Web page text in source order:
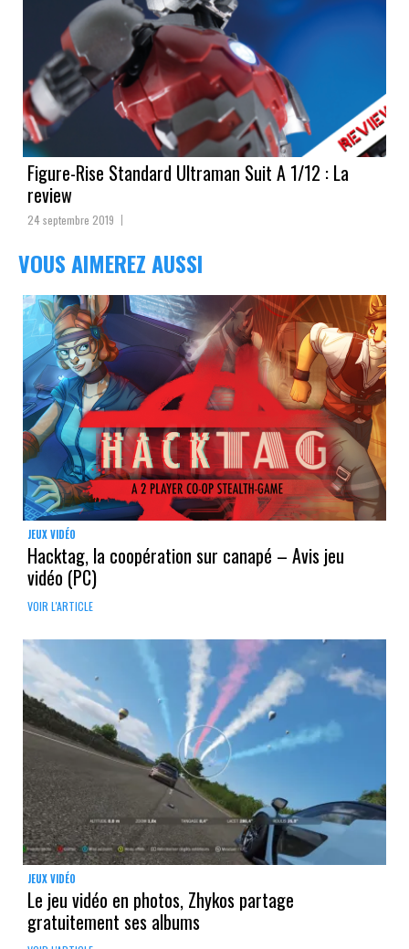
Figure-Rise Standard Ultraman Suit A 1/12 : La
review
24 septembre 2019
VOUS AIMEREZ AUSSI
JEUX VIDÉO
Hacktag, la coopération sur canapé – Avis jeu
vidéo (PC)
VOIR L'ARTICLE
JEUX VIDÉO
Le jeu vidéo en photos, Zhykos partage
gratuitement ses albums